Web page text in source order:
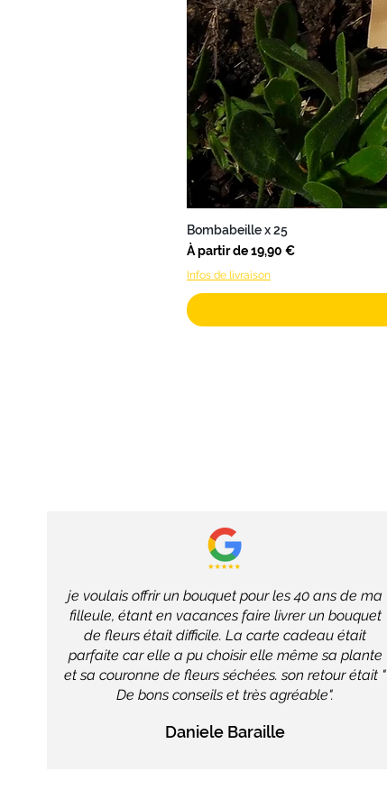
Bombabeille x 25
À partir de19,90 €
Prix promotionnel
Infos de livraison
je voulais offrir un bouquet pour les 40 ans de ma
filleule, étant en vacances faire livrer un bouquet
de fleurs était difficile. La carte cadeau était
parfaite car elle a pu choisir elle même sa plante
et sa couronne de fleurs séchées. son retour était "
De bons conseils et très agréable".
Daniele Baraille